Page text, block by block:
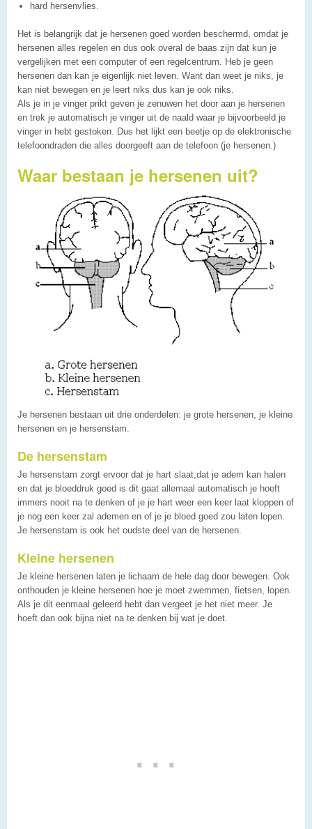
hard hersenvlies.
Het is belangrijk dat je hersenen goed worden beschermd, omdat je
hersenen alles regelen en dus ook overal de baas zijn dat kun je
vergelijken met een computer of een regelcentrum. Heb je geen
hersenen dan kan je eigenlijk niet leven. Want dan weet je niks, je
kan niet bewegen en je leert niks dus kan je ook niks.
Als je in je vinger prikt geven je zenuwen het door aan je hersenen
en trek je automatisch je vinger uit de naald waar je bijvoorbeeld je
vinger in hebt gestoken. Dus het lijkt een beetje op de elektronische
telefoondraden die alles doorgeeft aan de telefoon (je hersenen.)
Waar bestaan je hersenen uit?
Je hersenen bestaan uit drie onderdelen: je grote hersenen, je kleine
hersenen en je hersenstam.
De hersenstam
Je hersenstam zorgt ervoor dat je hart slaat,dat je adem kan halen
en dat je bloeddruk goed is dit gaat allemaal automatisch je hoeft
immers nooit na te denken of je je hart weer een keer laat kloppen of
je nog een keer zal ademen en of je je bloed goed zou laten lopen.
Je hersenstam is ook het oudste deel van de hersenen.
Kleine hersenen
Je kleine hersenen laten je lichaam de hele dag door bewegen. Ook
onthouden je kleine hersenen hoe je moet zwemmen, fietsen, lopen.
Als je dit eenmaal geleerd hebt dan vergeet je het niet meer. Je
hoeft dan ook bijna niet na te denken bij wat je doet.